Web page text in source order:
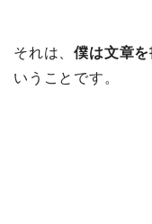
それは、僕は文章
いうことです。